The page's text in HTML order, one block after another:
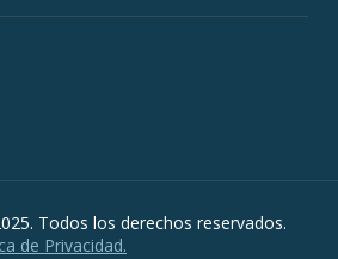
Todos los derechos reservados.
de Privacidad.